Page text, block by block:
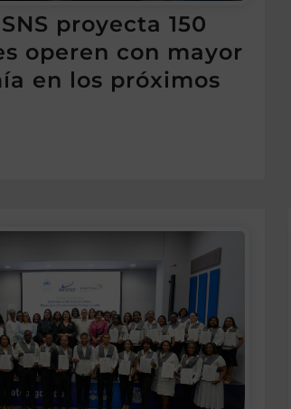
proyecta 150
operen con mayor
en los próximos